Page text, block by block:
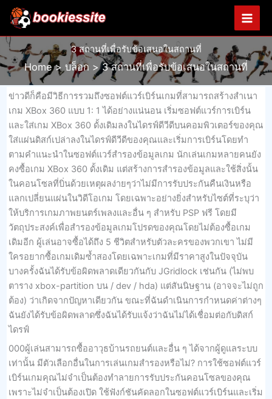
Skip
content
3 สถานที่เพื่อรับข้อเสนอในสถานที่
Home บล็อก 3 สถานที่เพื่อรับข้อเสนอในสถานที่
ข่าวดีก็คือมีวิธีการรวมถึงซอฟต์แวร์เบิร์นเกมที่สามารถสร้างสำเนา
เกม XBox 360 แบบ 1: 1 ได้อย่างแน่นอน เริ่มซอฟต์แวร์การเบิร์น
และใส่เกม XBox 360 ดั้งเดิมลงในไดรฟ์ดีวีดีบนคอมพิวเตอร์ของคุณ
ใส่แผ่นดิสก์เปล่าลงในไดรฟ์ดีวีดีของคุณและเริ่มการเบิร์นโดยทำ
ตามคำแนะนำในซอฟต์แวร์สำรองข้อมูลเกม นักเล่นเกมหลายคนยัง
คงซื้อเกม XBox 360 ดั้งเดิม แต่สร้างการสำรองข้อมูลและใช้สิ่งนั้น
ในคอนโซลที่บิ่นด้วยเหตุผลง่ายๆว่าไม่มีการรับประกันคืนเงินหรือ
แลกเปลี่ยนแผ่นในวิดีโอเกม โดยเฉพาะอย่างยิ่งสำหรับไซต์ที่ระบุว่า
ให้บริการเกมภาพยนตร์เพลงและอื่น ๆ สำหรับ PSP ฟรี โดยมี
วัตถุประสงค์เพื่อสำรองข้อมูลเกมโปรดของคุณโดยไม่ต้องซื้อเกม
เดิมอีก ผู้เล่นอาจซื้อได้ถึง 5 ชีวิตสำหรับตัวละครของพวกเขา ไม่มี
ใครอยากซื้อเกมเดิมซ้ำสองโดยเฉพาะเกมที่มีราคาสูงในปัจจุบัน
บางครั้งฉันได้รับข้อผิดพลาดเดียวกันกับ JGridlock เช่นกัน (ไม่พบ
ตาราง xbox-partition บน / dev / hda) แต่สันนิษฐาน (อาจจะไม่ถูก
ต้อง) ว่าเกิดจากปัญหาเดียวกัน ขณะที่ฉันดำเนินการกำหนดค่าต่างๆ
ฉันยังได้รับข้อผิดพลาดซึ่งฉันได้รับแจ้งว่าฉันไม่ได้เชื่อมต่อกับดิสก์
ไดรฟ์
000ผู้เล่นสามารถซื้ออาวุธบ้านรถยนต์และอื่น ๆ ได้จากผู้ดูแลระบบ
เท่านั้น มีตัวเลือกอื่นในการเล่นเกมสำรองหรือไม่? การใช้ซอฟต์แวร์
เบิร์นเกมคุณไม่จำเป็นต้องทำลายการรับประกันคอนโซลของคุณ
เพราะไม่จำเป็นต้องเปิด ใช้ฟังก์ชันคัดลอกในซอฟต์แวร์เบิร์นและเริ่ม